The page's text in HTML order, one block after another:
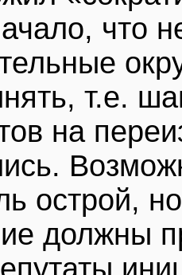
что
т.е.
на
острой,
должны